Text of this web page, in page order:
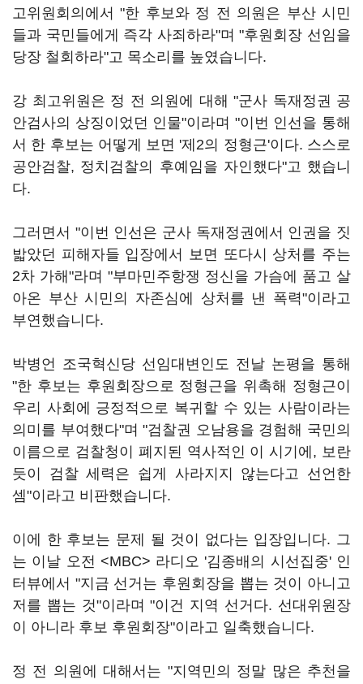
고위원회의에서 "한 후보와 정 전 의원은 부산 시민
들과 국민들에게 즉각 사죄하라"며 "후원회장 선임을
당장 철회하라"고 목소리를 높였습니다.
강 최고위원은 정 전 의원에 대해 "군사 독재정권 공
안검사의 상징이었던 인물"이라며 "이번 인선을 통해
서 한 후보는 어떻게 보면 '제2의 정형근'이다. 스스로
공안검찰, 정치검찰의 후예임을 자인했다"고 했습니
다.
그러면서 "이번 인선은 군사 독재정권에서 인권을 짓
밟았던 피해자들 입장에서 보면 또다시 상처를 주는
2차 가해"라며 "부마민주항쟁 정신을 가슴에 품고 살
아온 부산 시민의 자존심에 상처를 낸 폭력"이라고
부연했습니다.
박병언 조국혁신당 선임대변인도 전날 논평을 통해
"한 후보는 후원회장으로 정형근을 위촉해 정형근이
우리 사회에 긍정적으로 복귀할 수 있는 사람이라는
의미를 부여했다"며 "검찰권 오남용을 경험해 국민의
이름으로 검찰청이 폐지된 역사적인 이 시기에, 보란
듯이 검찰 세력은 쉽게 사라지지 않는다고 선언한
셈"이라고 비판했습니다.
이에 한 후보는 문제 될 것이 없다는 입장입니다. 그
는 이날 오전 <MBC> 라디오 '김종배의 시선집중' 인
터뷰에서 "지금 선거는 후원회장을 뽑는 것이 아니고
저를 뽑는 것"이라며 "이건 지역 선거다. 선대위원장
이 아니라 후보 후원회장"이라고 일축했습니다.
정 전 의원에 대해서는 "지역민의 정말 많은 추천을